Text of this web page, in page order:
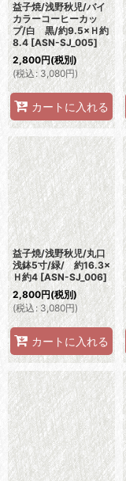
益子焼/浅野秋児/バイ
カラーコーヒーカッ
プ/白 黒/約9.5×Ｈ約
8.4 [ASN-SJ_005]
2,800円(税別)
(税込: 3,080円)
カートに入れる
益子焼/浅野秋児/丸口
浅鉢5寸/緑/ 約16.3×
Ｈ約4 [ASN-SJ_006]
2,800円(税別)
(税込 : 3,080円)
カートに入れる